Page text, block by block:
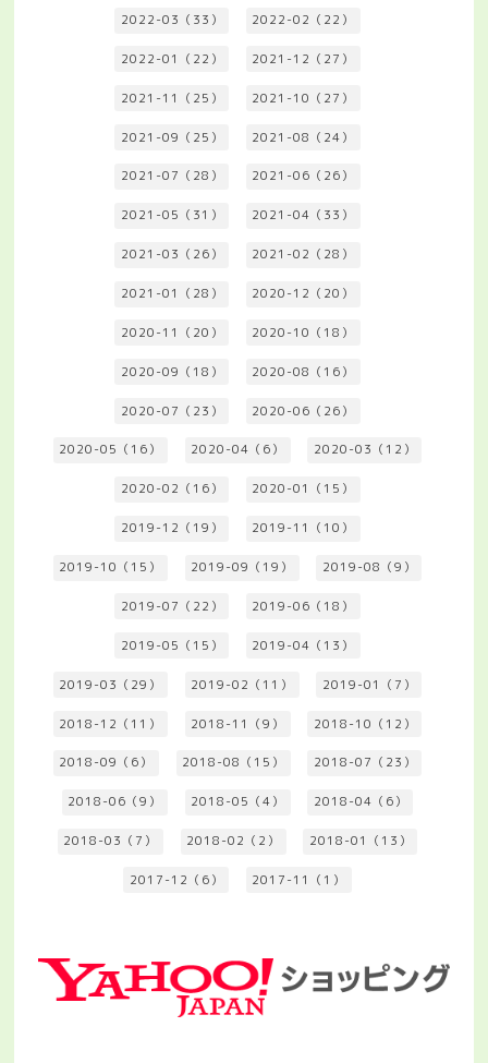
2022-03（33） 2022-02（22）
2022-01（22） 2021-12（27）
2021-11（25） 2021-10（27）
2021-09（25） 2021-08（24）
2021-07（28） 2021-06（26）
2021-05（31） 2021-04（33）
2021-03（26） 2021-02（28）
2021-01（28） 2020-12（20）
2020-11（20） 2020-10（18）
2020-09（18） 2020-08（16）
2020-07（23） 2020-06（26）
2020-05（16） 2020-04（6） 2020-03（12）
2020-02（16） 2020-01（15）
2019-12（19） 2019-11（10）
2019-10（15） 2019-09（19） 2019-08（9）
2019-07（22） 2019-06（18）
2019-05（15） 2019-04（13）
2019-03（29） 2019-02（11） 2019-01（7）
2018-12（11） 2018-11（9） 2018-10（12）
2018-09（6） 2018-08（15） 2018-07（23）
2018-06（9） 2018-05（4） 2018-04（6）
2018-03（7） 2018-02（2） 2018-01（13）
2017-12（6） 2017-11（1）